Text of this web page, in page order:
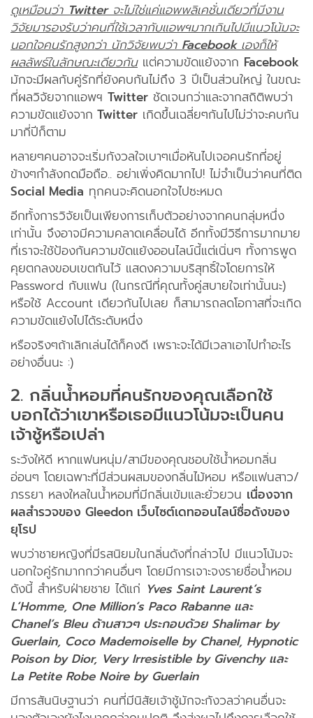
ดูเหมือนว่า Twitterจะไม่ใช่แค่แอพพลิเคชั่นเดียวที่มีงาน
วิจัยมารองรับว่าคนที่ใช้เวลากับแอพฯมากเกินไปมีแนวโน้มจะ
นอกใจคนรักสูงกว่า นักวิจัยพบว่า Facebook เองก็ให้
ผลลัพธ์ในลักษณะเดียวกันแต่ความขัดแย้งจาก Facebook
มักจะมีผลกับคู่รักที่ยังคบกันไม่ถึง 3 ปีเป็นส่วนใหญ่ ในขณะ
ที่ผลวิจัยจากแอพฯ Twitter ชัดเจนกว่าและจากสถิติพบว่า
ความขัดแย้งจาก Twitter เกิดขึ้นเฉลี่ยๆกันไปไม่ว่าจะคบกัน
มากี่ปีก็ตาม
หลายๆคนอาจจะเริ่มกังวลใจเบาๆเมื่อหันไปเจอคนรักที่อยู่
ข้างๆกำลังกดมือถือ.. อย่าเพิ่งคิดมากไป! ไม่จำเป็นว่าคนที่ติด
Social Media ทุกคนจะคิดนอกใจไปซะหมด
อีกทั้งการวิจัยเป็นเพียงการเก็บตัวอย่างจากคนกลุ่มหนึ่ง
เท่านั้น จึงอาจมีความคลาดเคลื่อนได้ อีกทั้งมีวิธีการมากมาย
ที่เราจะใช้ป้องกันความขัดแย้งออนไลน์นี้แต่เนิ่นๆ ทั้งการพูด
คุยตกลงขอบเขตกันไว้ แสดงความบริสุทธิ์ใจโดยการให้
Password กับแฟน (ในกรณีที่คุณทั้งคู่สบายใจเท่านั้นนะ)
หรือใช้ Account เดียวกันไปเลย ก็สามารถลดโอกาสที่จะเกิด
ความขัดแย้งไปได้ระดับหนึ่ง
หรือจริงๆถ้าเลิกเล่นได้ก็คงดี เพราะจะได้มีเวลาเอาไปทำอะไร
อย่างอื่นนะ :)
2. กลิ่นน้ำหอมที่คนรักของคุณเลือกใช้
บอกได้ว่าเขาหรือเธอมีแนวโน้มจะเป็นคน
เจ้าชู้หรือเปล่า
ระวังให้ดี หากแฟนหนุ่ม/สามีของคุณชอบใช้น้ำหอมกลิ่น
อ่อนๆ โดยเฉพาะที่มีส่วนผสมของกลิ่นไม้หอม หรือแฟนสาว/
ภรรยา หลงใหลในน้ำหอมที่มีกลิ่นเข้มและยั่วยวน เนื่องจาก
ผลสำรวจของ Gleedon เว็บไซต์เดทออนไลน์ชื่อดังของ
ยุโรป
พบว่าชายหญิงที่มีรสนิยมในกลิ่นดังที่กล่าวไป มีแนวโน้มจะ
นอกใจคู่รักมากกว่าคนอื่นๆ โดยมีการเจาะจงรายชื่อน้ำหอม
ดังนี้ สำหรับฝ่ายชาย ได้แก่ Yves Saint Laurent’s
L’Homme, One Million’s Paco Rabanne และ
Chanel’s Bleu ด้านสาวๆ ประกอบด้วย Shalimar by
Guerlain, Coco Mademoiselle by Chanel, Hypnotic
Poison by Dior, Very Irresistible by Givenchy และ
La Petite Robe Noire by Guerlain
มีการสันนิษฐานว่า คนที่มีนิสัยเจ้าชู้มักจะกังวลว่าคนอื่นจะ